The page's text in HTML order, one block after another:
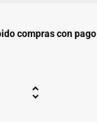
compras con pago